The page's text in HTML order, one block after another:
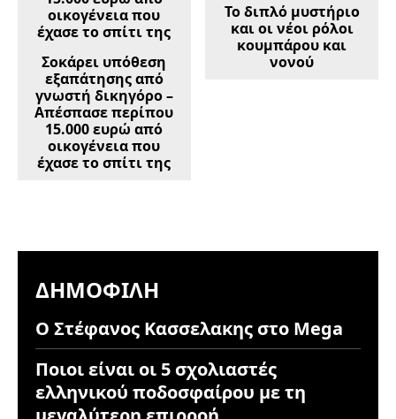
Σοκάρει υπόθεση
εξαπάτησης από
γνωστή δικηγόρο –
Απέσπασε περίπου
15.000 ευρώ από
οικογένεια που
έχασε το σπίτι της
Το διπλό μυστήριο
και οι νέοι ρόλοι
κουμπάρου και
νονού
ΔΗΜΟΦΙΛΉ
Ο Στέφανος Κασσελακης στο Mega
Ποιοι είναι οι 5 σχολιαστές
ελληνικού ποδοσφαίρου με τη